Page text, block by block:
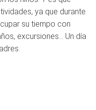
ya que durante
su tiempo con
excursiones… Un día